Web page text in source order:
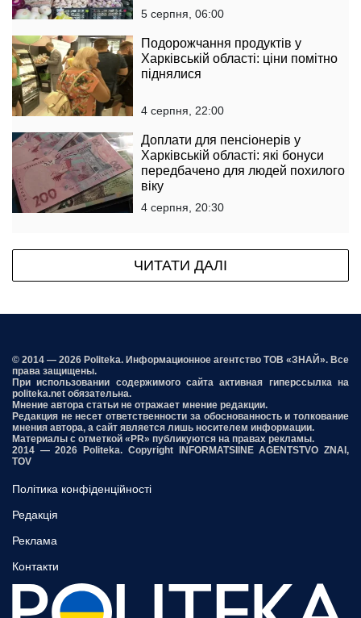
5 серпня, 06:00
Подорожчання продуктів у
Харківській області: ціни помітно
піднялися
4 серпня, 22:00
Доплати для пенсіонерів у
Харківській області: які бонуси
передбачено для людей похилого
віку
4 серпня, 20:30
ЧИТАТИ ДАЛІ
© 2014 — 2026 Politeka. Информационное агентство ТОВ «ЗНАЙ». Все
права защищены.
При использовании содержимого сайта активная гиперссылка на
politeka.net обязательна.
Мнение автора статьи не отражает мнение редакции.
Редакция не несет ответственности за обоснованность и толкование
мнения автора, а сайт является лишь носителем информации.
Материалы с отметкой «PR» публикуются на правах рекламы.
2014 — 2026 Politeka. Copyright INFORMATSIINE AGENTSTVO ZNAI,
TOV
Політика конфіденційності
Редакція
Реклама
Контакти